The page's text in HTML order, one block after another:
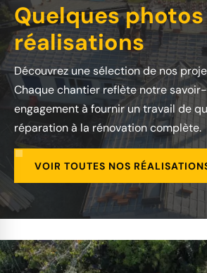
Quelques
réalisations
Découvrez une sélection de nos
Chaque chantier reflète notre
engagement à fournir un travail de
réparation à la rénovation complète.
VOIR TOUTES NOS